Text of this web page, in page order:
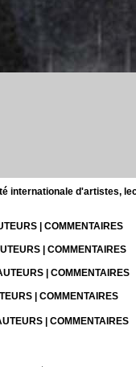
internationale d'artistes,
| COMMENTAIRES
| COMMENTAIRES
| COMMENTAIRES
| COMMENTAIRES
| COMMENTAIRES